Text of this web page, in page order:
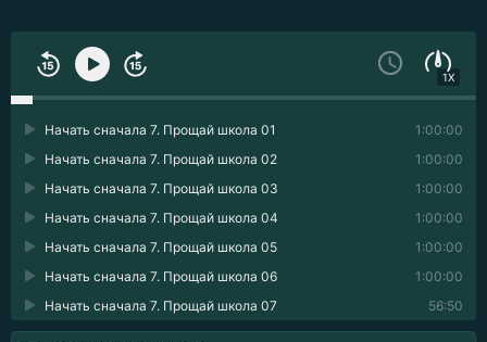
1X
1:00:00
Начать сначала 7. Прощай школа 01
1:00:00
Начать сначала 7. Прощай школа 02
1:00:00
Начать сначала 7. Прощай школа 03
1:00:00
Начать сначала 7. Прощай школа 04
1:00:00
Начать сначала 7. Прощай школа 05
1:00:00
Начать сначала 7. Прощай школа 06
56:50
Начать сначала 7. Прощай школа 07